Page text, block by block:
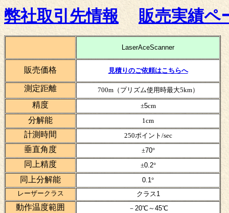
弊社取引先情報
販売実績ペ
LaserAceScanner
販売価格 見積りのご依頼はこちらへ
測定距離 700m（プリズム使用時最大5km）
精度 ±5cm
分解能 1cm
計測時間 250ポイント/sec
垂直角度 ±70°
同上精度 ±0.2°
同上分解能 0.1 °
レーザークラス
クラス 1
動作温度範囲 － 20℃～45℃